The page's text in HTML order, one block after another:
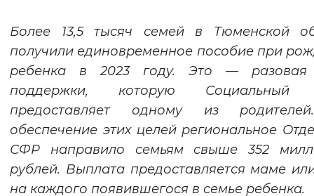
Цвет сайта
Инверсивный
Синий фон
Изображения
Включены Выключены
Более 13,5 тысяч семей в Тюменской
получили единовременное пособие при
ребенка в 2023 году. Это — разовая
поддержки, которую Социальный
предоставляет одному из
обеспечение этих целей региональное
СФР направило семьям свыше 352
рублей. Выплата предоставляется маме
на каждого появившегося в семье ребенка.